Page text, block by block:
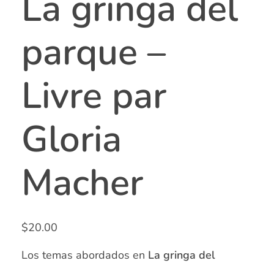
parque –
Livre par
Gloria
Macher
$20.00
Los temas abordados en La gringa del